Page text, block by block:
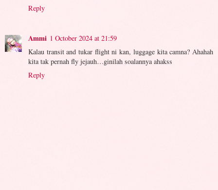
Reply
Ammi 1 October 2024 at 21:59
Kalau transit and tukar flight ni kan, luggage kita camna? Ahahah
kita tak pernah fly jejauh…ginilah soalannya ahakss
Reply